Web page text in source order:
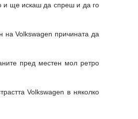
и ще искаш да спреш и да го
на Volkswagen причината да
пред местен мол ретро
Volkswagen в няколко